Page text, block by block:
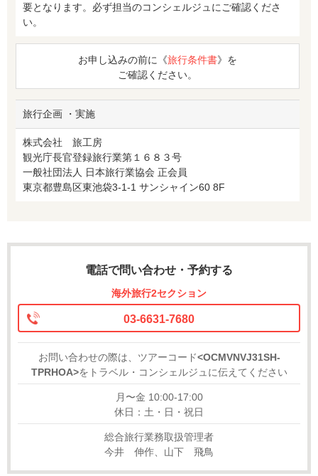
要となります。必ず担当のコンシェルジュにご確認くださ
い。
お申し込みの前に《旅行条件書》を
ご確認ください。
旅行企画 ・実施
株式会社 旅工房
観光庁長官登録旅行業第１６８３号
一般社団法人 日本旅行業協会 正会員
東京都豊島区東池袋3-1-1 サンシャイン60 8F
電話で問い合わせ・予約する
海外旅行2セクション
03-6631-7680
お問い合わせの際は、ツアーコード<OCMVNVJ31SH-
TPRHOA>をトラベル・コンシェルジュに伝えてください
月〜金 10:00-17:00
休日：土・日・祝日
総合旅行業務取扱管理者
今井 伸作、山下 飛鳥